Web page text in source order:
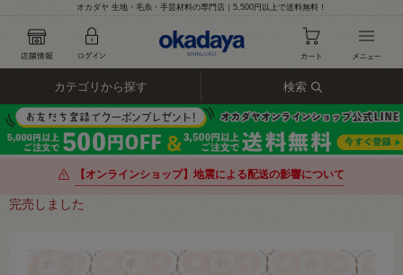
オカダヤ 生地・毛糸・手芸材料の専門店｜5,500円以上で送料無料！
カテゴリから探す 検索
【オンラインショップ】地震による配送の影響について
完売しました